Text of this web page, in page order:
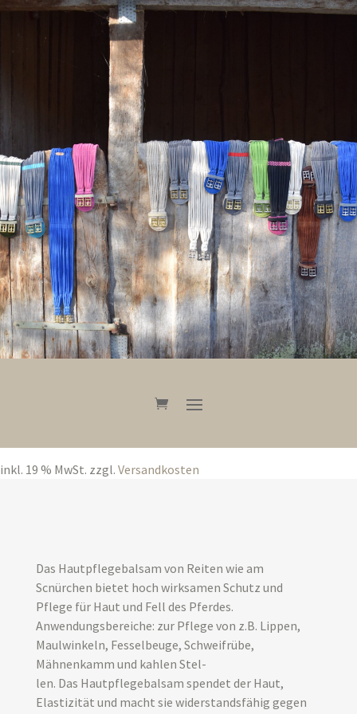
inkl. 19 % MwSt. zzgl. Versandkosten
Das Hautpflegebalsam von Reiten wie am
Scnürchen bietet hoch wirksamen Schutz und
Pflege für Haut und Fell des Pferdes.
Anwendungsbereiche: zur Pflege von z.B. Lippen,
Maulwinkeln, Fesselbeuge, Schweifrübe,
Mähnenkamm und kahlen Stel-
len. Das Hautpflegebalsam spendet der Haut,
Elastizität und macht sie widerstandsfähig gegen